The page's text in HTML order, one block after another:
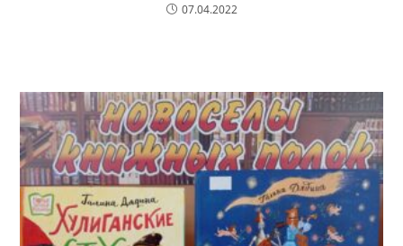
07.04.2022